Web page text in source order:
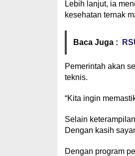
Lebih lanjut, ia
kesehatan ternak
Baca Juga :
Pemerintah akan
teknis.
“Kita ingin
Selain
Dengan kasih
Dengan program